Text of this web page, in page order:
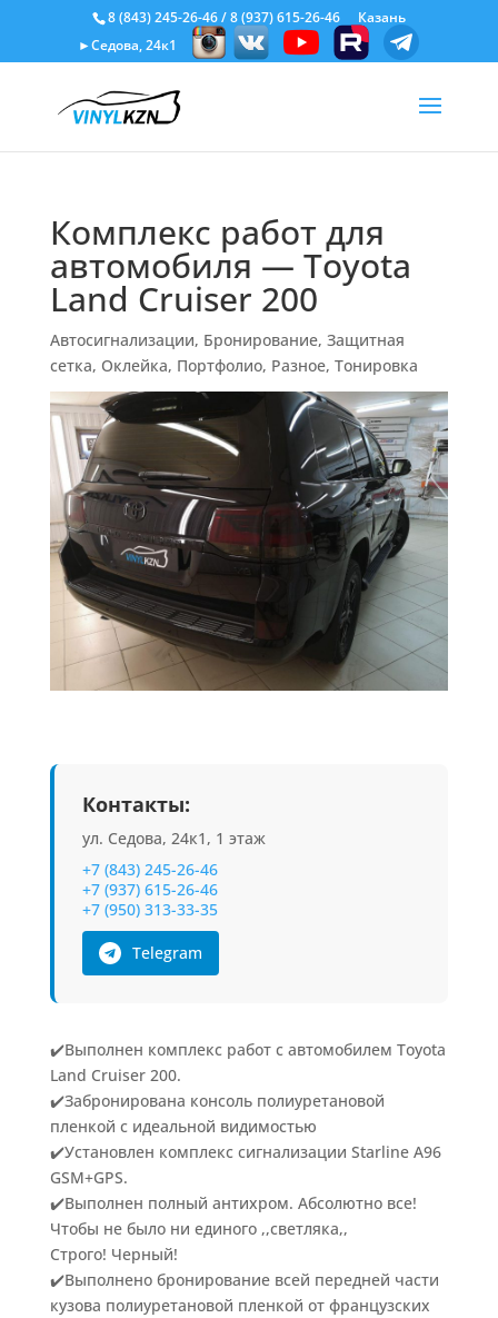
8 (843) 245-26-46/8 (937) 615-26-46
Казань
►Седова, 24к1
Комплекс работ для
автомобиля — Toyota
Land Cruiser 200
Автосигнализации, Бронирование, Защитная
сетка, Оклейка, Портфолио, Разное, Тонировка
Контакты:
ул. Седова, 24к1, 1 этаж
+7 (843) 245-26-46
+7 (937) 615-26-46
+7 (950) 313-33-35
Telegram
✔️Выполнен комплекс работ с автомобилем Toyota
Land Cruiser 200.
✔️Забронирована консоль полиуретановой
пленкой с идеальной видимостью
✔️Установлен комплекс сигнализации Starline A96
GSM+GPS.
✔️Выполнен полный антихром. Абсолютно все!
Чтобы не было ни единого ,,светляка,,
Строго! Черный!
✔️Выполнено бронирование всей передней части
кузова полиуретановой пленкой от французских